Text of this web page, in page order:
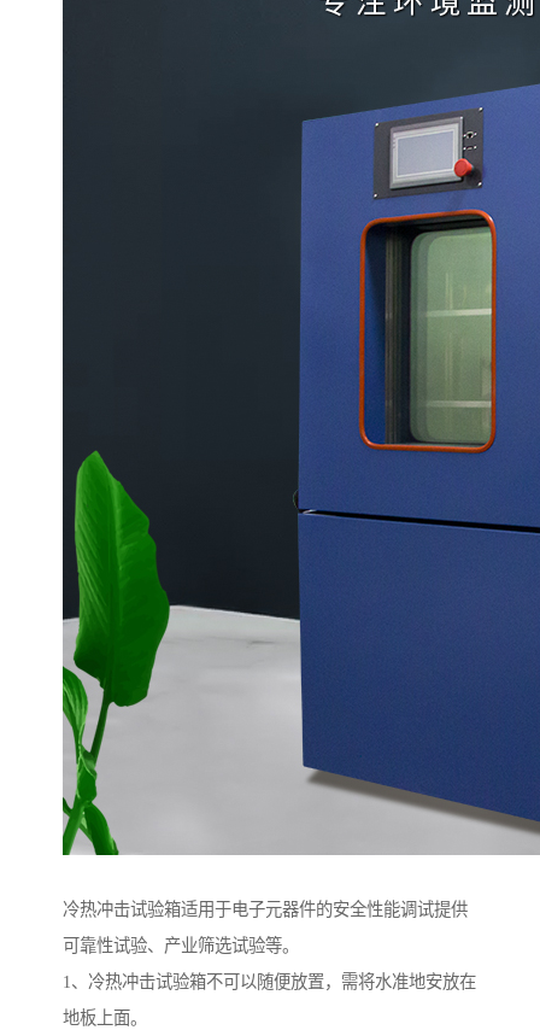
冷热冲击试验箱适用于电子元器件的安全性能调试提供
可靠性试验、产业筛选试验等。
1、冷热冲击试验箱不可以随便放置，需将水准地安放在
地板上面。